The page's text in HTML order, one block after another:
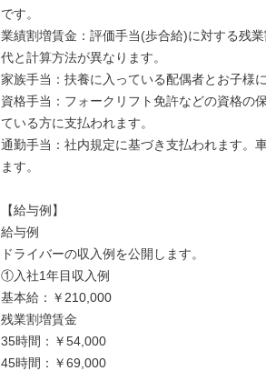
です。
業績割増賃金：評価手当(歩合給)に対する残
代と計算方法が異なります。
家族手当：扶養に入っている配偶者とお子様
資格手当：フォークリフト免許などの資格の
ている方に支払われます。
通勤手当：社内規定に基づき支払われます。
ます。
【給与例】
給与例
ドライバーの収入例を公開します。
①入社1年目収入例
基本給：￥210,000
残業割増賃金
35時間：￥54,000
45時間：￥69,000